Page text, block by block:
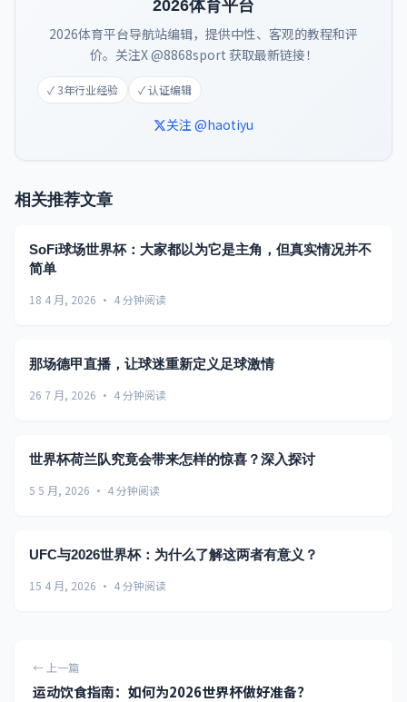
2026体育平台
2026体育平台导航站编辑，提供中性、客观的教程和评
价。关注X @8868sport 获取最新链接！
✓ 3年行业经验 ✓ 认证编辑
关注 @haotiyu
相关推荐文章
SoFi球场世界杯：大家都以为它是主角，但真实情况并不
简单
18 4 月, 2026 · 4 分钟阅读
那场德甲直播，让球迷重新定义足球激情
26 7 月, 2026 · 4 分钟阅读
世界杯荷兰队究竟会带来怎样的惊喜？深入探讨
5 5 月, 2026 · 4 分钟阅读
UFC与2026世界杯：为什么了解这两者有意义？
15 4 月, 2026 · 4 分钟阅读
← 上一篇
运动饮食指南：如何为2026世界杯做好准备？